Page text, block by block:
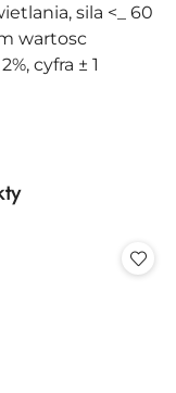
sila <_ 60
wartosc
cyfra ± 1